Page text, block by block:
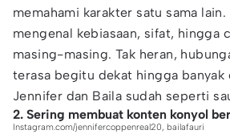
memahami karakter satu sama lain.
mengenal kebiasaan, sifat, hingga
masing-masing. Tak heran,
terasa begitu dekat hingga banyak
Jennifer dan Baila sudah seperti
2. Sering membuat konten konyol
Instagram.com/jennifercoppenreal20, bailafauri